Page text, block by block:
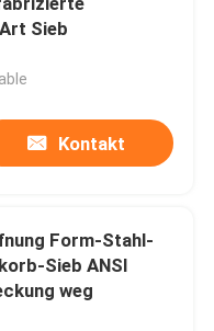
Sieb
Kontakt
Form-Stahl-
Sieb ANSI
weg